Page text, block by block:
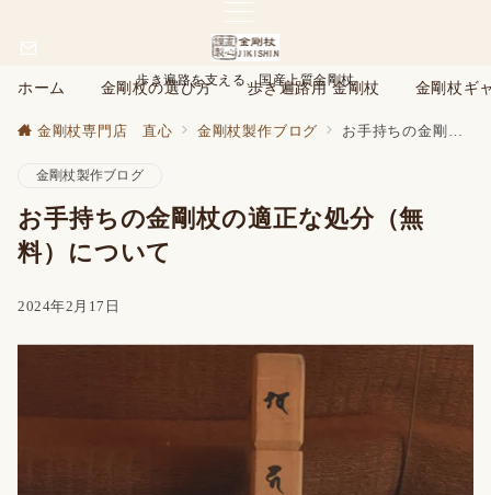
歩き遍路を支える、国産上質金剛杖
ホーム 金剛杖の選び方 歩き遍路用 金剛杖 金剛杖ギ
金剛杖専門店 直心 金剛杖製作ブログ お手持ちの金剛杖の適正な処分（無料）について
金剛杖製作ブログ
お手持ちの金剛杖の適正な処分（無
料）について
2024年2月17日